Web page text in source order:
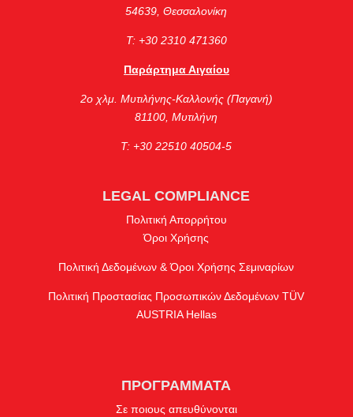
54639, Θεσσαλονίκη
Τ: +30 2310 471360
Παράρτημα Αιγαίου
2ο χλμ. Μυτιλήνης-Καλλονής (Παγανή)
81100, Μυτιλήνη
Τ: +30 22510 40504-5
LEGAL COMPLIANCE
Πολιτική Απορρήτου
Όροι Χρήσης
Πολιτική Δεδομένων & Όροι Χρήσης Σεμιναρίων
Πολιτική Προστασίας Προσωπικών Δεδομένων TÜV
AUSTRIA Hellas
ΠΡΟΓΡΑΜΜΑΤΑ
Σε ποιους απευθύνονται